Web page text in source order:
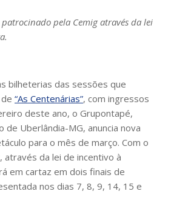
patrocinado pela Cemig através da lei
bilheterias das sessões que
“As Centenárias”, com ingressos
deste ano, o Grupontapé,
de Uberlândia-MG, anuncia nova
para o mês de março. Com o
através da lei de incentivo à
em cartaz em dois finais de
nos dias 7, 8, 9, 14, 15 e